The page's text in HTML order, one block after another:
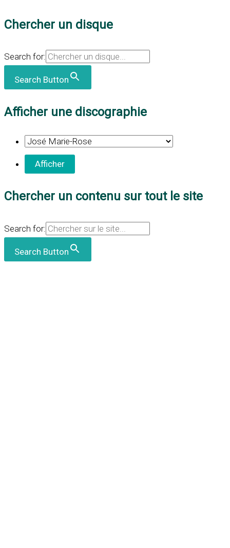
Chercher un disque
Search for:
Search Button
Afficher une discographie
Chercher un contenu sur tout le site
Search for:
Search Button